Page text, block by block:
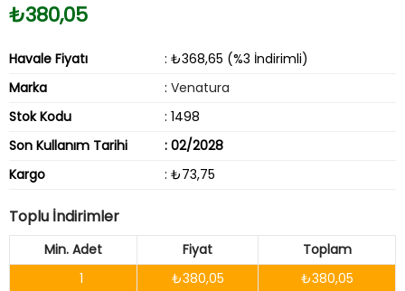
₺380,05
Havale Fiyatı
: ₺368,65 (%3 İndirimli)
Marka
: Venatura
Stok Kodu
: 1498
Son Kullanım Tarihi
: 02/2028
Kargo
: ₺73,75
Toplu İndirimler
Min. Adet Fiyat
Toplam
1
₺380,05
₺380,05